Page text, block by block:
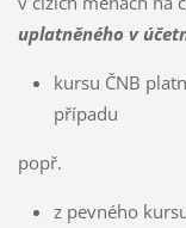
uplatněného v
kursu ČNB
případu
popř.
z pevného